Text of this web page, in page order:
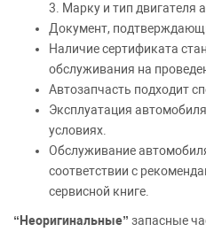
3. Марку и тип двигателя
Документ,
Наличие сертификата
обслуживания на
Автозапчасть подходит
Эксплуатация
условиях.
Обслуживание
соответствии с
сервисной книге.
“Неоригинальные” запасные